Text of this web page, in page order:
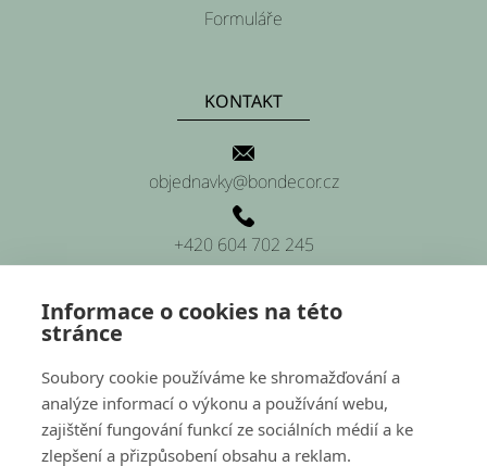
Informace o cookies na této
stránce
Soubory cookie používáme ke shromažďování a
analýze informací o výkonu a používání webu,
zajištění fungování funkcí ze sociálních médií a ke
zlepšení a přizpůsobení obsahu a reklam.
Formuláře
KONTAKT
objednavky@bondecor.cz
+420 604 702 245
Platnéřská 88/9, Praha 1 (sídlo firmy)